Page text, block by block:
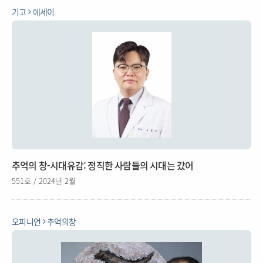
기고 에세이
추억의 창-시대유감: 정직한 사람들의 시대는 갔어
551호 / 2024년 2월
오피니언 추억의창